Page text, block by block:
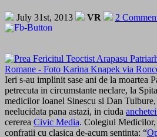
July 31st, 2013 VR 2
Ieri s-au implinit sase ani de la moartea
petrecuta in circumstante neclare, la
medicilor Ioanel Sinescu si Dan Tulbure,
neelucidata pana astazi, in ciuda
cererea Civic Media. Colegiul
confratii cu clasica de-acum sentinta: “